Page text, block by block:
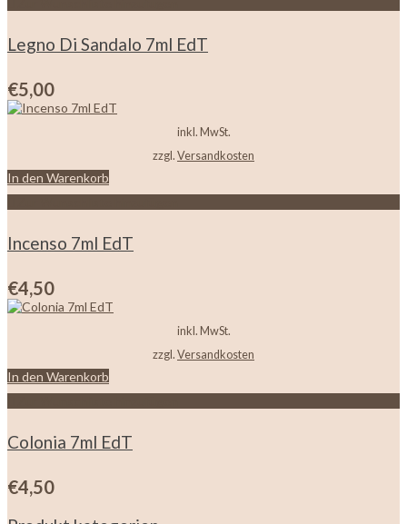
Legno Di Sandalo 7ml EdT
€5,00
inkl. MwSt.
zzgl. Versandkosten
In den Warenkorb
Incenso 7ml EdT
€4,50
inkl. MwSt.
zzgl. Versandkosten
In den Warenkorb
Colonia 7ml EdT
€4,50